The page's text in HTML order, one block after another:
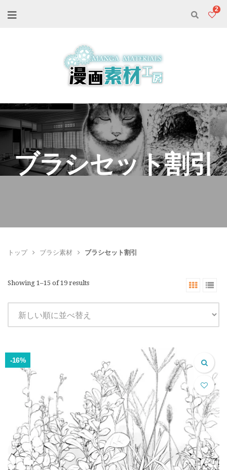
2
ブラシセット割引
トップ ブラシ素材 ブラシセット割引
Showing 1–15 of 19 results
-16%